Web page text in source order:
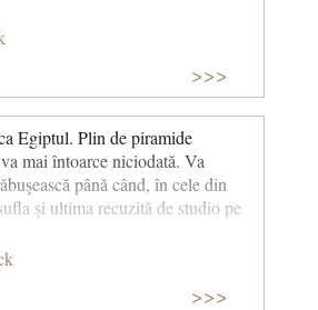
>>>
Egiptul. Plin de piramide
mai întoarce niciodată. Va
până când, în cele din
şi ultima recuzită de studio pe
>>>